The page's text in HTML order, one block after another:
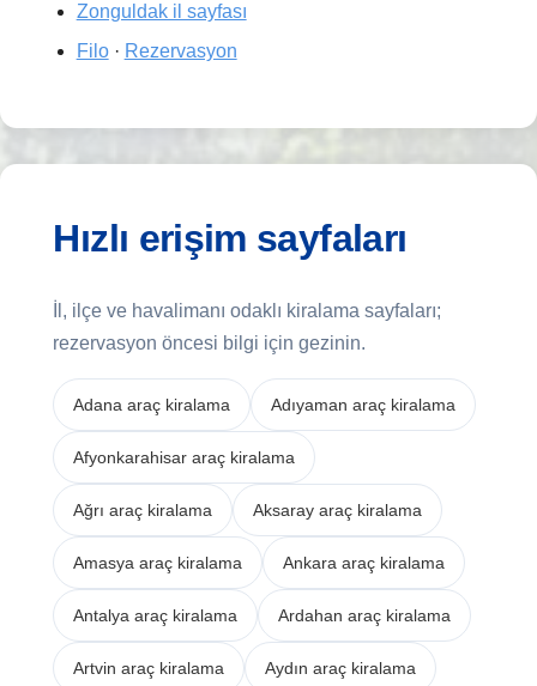
Zonguldak il sayfası
Filo· Rezervasyon
Hızlı erişim sayfaları
İl, ilçe ve havalimanı odaklı kiralama sayfaları;
rezervasyon öncesi bilgi için gezinin.
Adana araç kiralama Adıyaman araç kiralama
Afyonkarahisar araç kiralama
Ağrı araç kiralama Aksaray araç kiralama
Amasya araç kiralama Ankara araç kiralama
Antalya araç kiralama Ardahan araç kiralama
Artvin araç kiralama Aydın araç kiralama